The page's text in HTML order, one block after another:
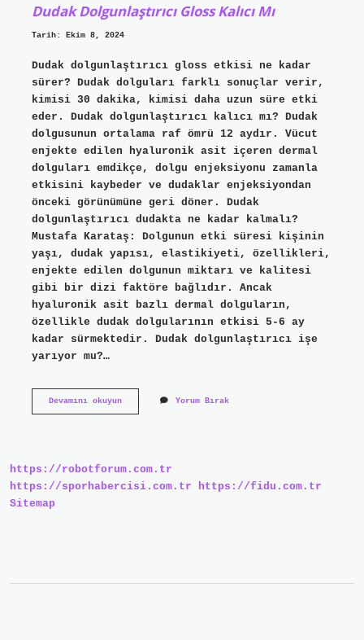
Dudak Dolgunlaştırıcı Gloss Kalıcı Mı
Tarih: Ekim 8, 2024
Dudak dolgunlaştırıcı gloss etkisi ne kadar
sürer? Dudak dolguları farklı sonuçlar verir,
kimisi 30 dakika, kimisi daha uzun süre etki
eder. Dudak dolgunlaştırıcı kalıcı mı? Dudak
dolgusunun ortalama raf ömrü 12 aydır. Vücut
enjekte edilen hyaluronik asit içeren dermal
dolguları emdikçe, dolgu enjeksiyonu zamanla
etkisini kaybeder ve dudaklar enjeksiyondan
önceki görünümüne geri döner. Dudak
dolgunlaştırıcı dudakta ne kadar kalmalı?
Mustafa Karataş: Dolgunun etki süresi kişinin
yaşı, dudak yapısı, elastikiyeti, özellikleri,
enjekte edilen dolgunun miktarı ve kalitesi
gibi bir dizi faktöre bağlıdır. Ancak
hyaluronik asit bazlı dermal dolguların,
özellikle dudak dolgularının etkisi 5-6 ay
kadar sürmektedir. Dudak dolgunlaştırıcı işe
yarıyor mu?…
Devamını okuyunDudak
Yorum Bırak
https://robotforum.com.tr
https://sporhabercisi.com.tr
https://fidu.com.tr
Sitemap